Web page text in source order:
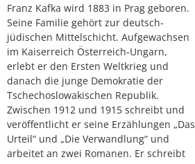
Franz Kafka wird 1883 in Prag geboren.
Seine Familie gehört zur deutsch-
jüdischen Mittelschicht. Aufgewachsen
im Kaiserreich Österreich-Ungarn,
erlebt er den Ersten Weltkrieg und
danach die junge Demokratie der
Tschechoslowakischen Republik.
Zwischen 1912 und 1915 schreibt und
veröffentlicht er seine Erzählungen „Das
Urteil“ und „Die Verwandlung“ und
arbeitet an zwei Romanen. Er schreibt